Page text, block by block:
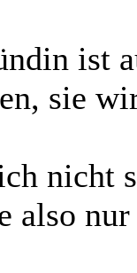
ist
sie
nicht
also